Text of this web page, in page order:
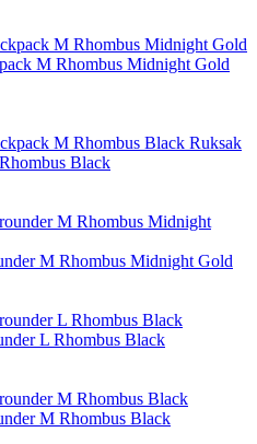
M Rhombus Midnight Gold
Ruksak
Black
M Rhombus Midnight Gold
L Rhombus Black
M Rhombus Black